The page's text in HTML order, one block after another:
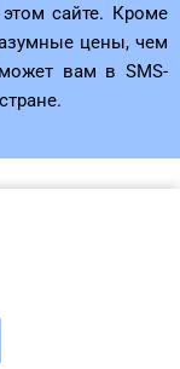
сайте. Кроме
цены, чем
вам в SMS-